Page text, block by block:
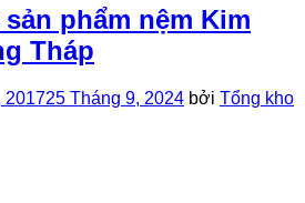
phẩm nệm Kim
Tháp
201725 Tháng 9, 2024 bởi Tổng kho